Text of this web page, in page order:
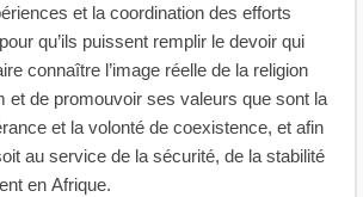
et la coordination des efforts
qu’ils puissent remplir le devoir qui
connaître l’image réelle de la religion
et de promouvoir ses valeurs que sont la
et la volonté de coexistence, et afin
au service de la sécurité, de la stabilité
en Afrique.